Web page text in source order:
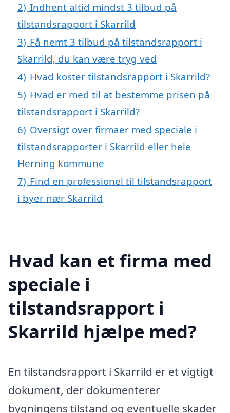
2) Indhent altid mindst 3 tilbud på
tilstandsrapport i Skarrild
3) Få nemt 3 tilbud på tilstandsrapport i
Skarrild, du kan være tryg ved
4) Hvad koster tilstandsrapport i Skarrild?
5) Hvad er med til at bestemme prisen på
tilstandsrapport i Skarrild?
6) Oversigt over firmaer med speciale i
tilstandsrapporter i Skarrild eller hele
Herning kommune
7) Find en professionel til tilstandsrapport
i byer nær Skarrild
Hvad kan et firma med
speciale i
tilstandsrapport i
Skarrild hjælpe med?
En tilstandsrapport i Skarrild er et vigtigt
dokument, der dokumenterer
bygningens tilstand og eventuelle skader